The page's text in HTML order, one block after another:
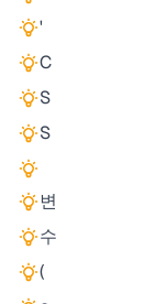
'
C
S
S
변
수
(